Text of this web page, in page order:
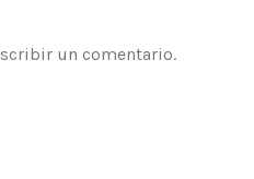
un comentario.